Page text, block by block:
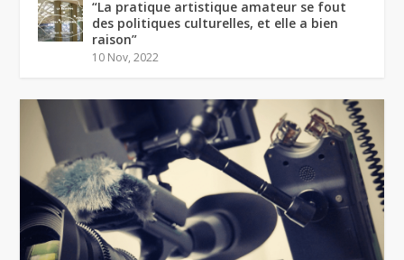
“La pratique artistique amateur se fout
des politiques culturelles, et elle a bien
raison”
10 Nov, 2022